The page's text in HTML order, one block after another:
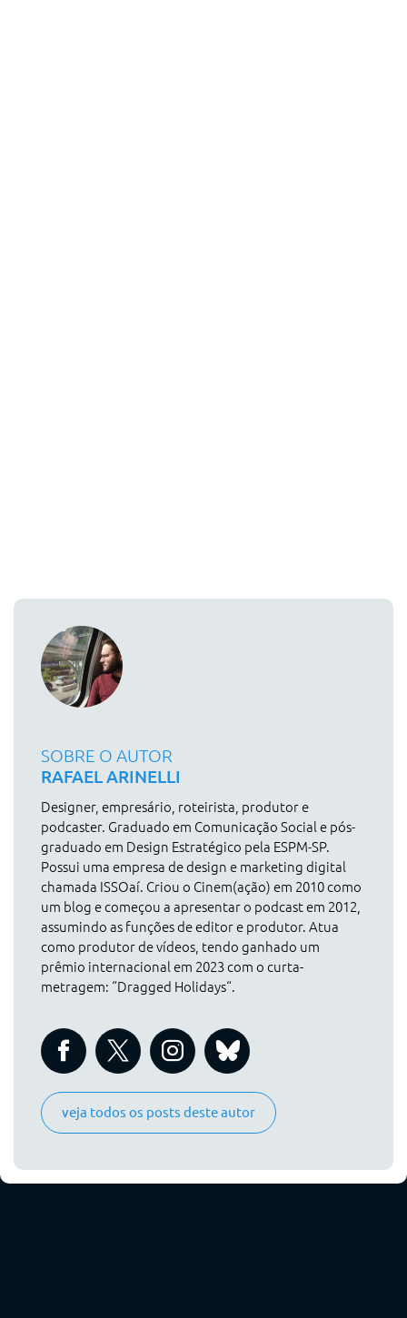
SOBRE O AUTOR
RAFAEL ARINELLI
Designer, empresário, roteirista, produtor e
podcaster. Graduado em Comunicação Social e pós-
graduado em Design Estratégico pela ESPM-SP.
Possui uma empresa de design e marketing digital
chamada ISSOaí. Criou o Cinem(ação) em 2010 como
um blog e começou a apresentar o podcast em 2012,
assumindo as funções de editor e produtor. Atua
como produtor de vídeos, tendo ganhado um
prêmio internacional em 2023 com o curta-
metragem: “Dragged Holidays“.
veja todos os posts deste autor